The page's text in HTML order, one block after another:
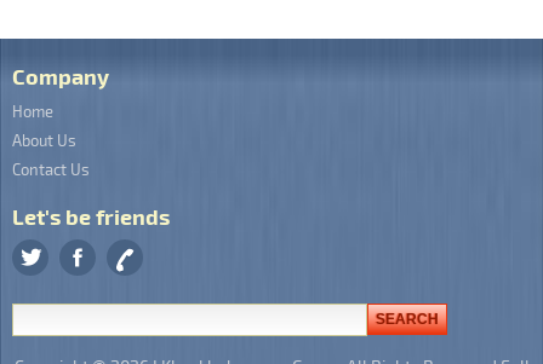
Company
Home
About Us
Contact Us
Let's be friends